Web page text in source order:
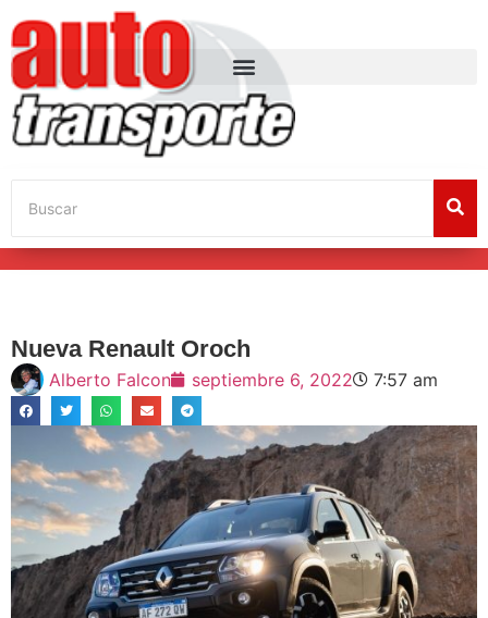
Nueva Renault Oroch
Alberto Falcon septiembre 6, 2022 7:57 am